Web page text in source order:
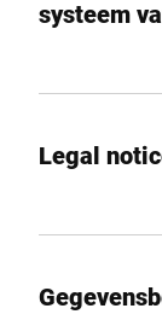
Wereldwijde
systeem
Legal